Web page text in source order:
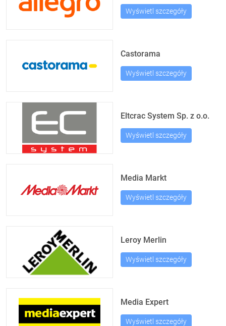
Wyświetl szczegóły
Castorama
Wyświetl szczegóły
Eltcrac System Sp. z o.o.
Wyświetl szczegóły
Media Markt
Wyświetl szczegóły
Leroy Merlin
Wyświetl szczegóły
Media Expert
Wyświetl szczegóły